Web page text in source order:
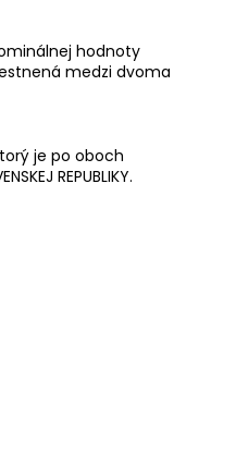
hodnoty
medzi dvoma
je po oboch
REPUBLIKY.